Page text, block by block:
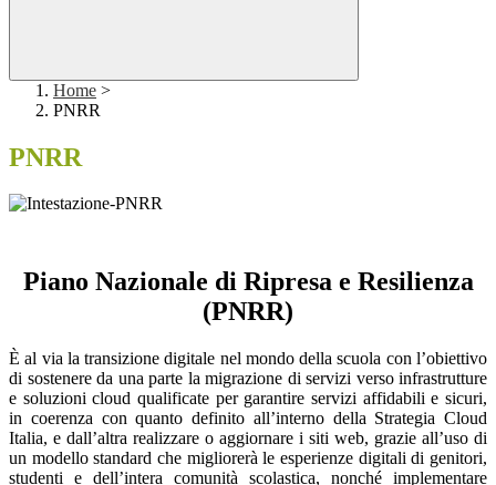
Home >
PNRR
PNRR
Piano Nazionale di Ripresa e Resilienza
(PNRR)
È al via la transizione digitale nel mondo della scuola con l’obiettivo
di sostenere da una parte la migrazione di servizi verso infrastrutture
e soluzioni cloud qualificate per garantire servizi affidabili e sicuri,
in coerenza con quanto definito all’interno della Strategia Cloud
Italia, e dall’altra realizzare o aggiornare i siti web, grazie all’uso di
un modello standard che migliorerà le esperienze digitali di genitori,
studenti e dell’intera comunità scolastica, nonché implementare